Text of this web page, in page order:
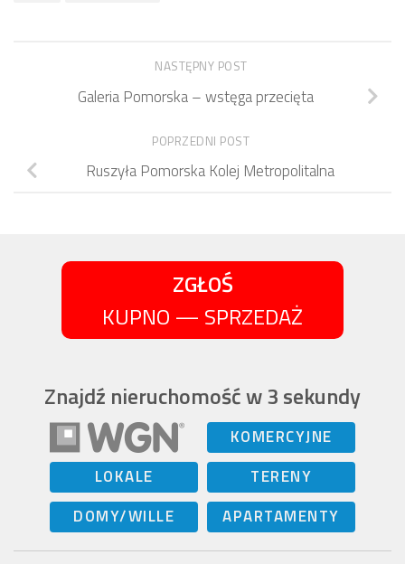
NASTĘPNY POST
Galeria Pomorska – wstęga przecięta
POPRZEDNI POST
Ruszyła Pomorska Kolej Metropolitalna
ZGŁOŚ
KUPNO — SPRZEDAŻ
Znajdź nieruchomość w 3 sekundy
KOMERCYJNE
LOKALE
TERENY
DOMY/WILLE
APARTAMENTY